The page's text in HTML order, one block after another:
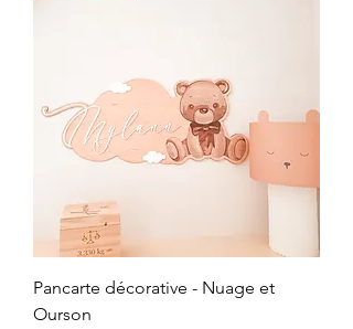
Pancarte décorative - Nuage et
Ourson